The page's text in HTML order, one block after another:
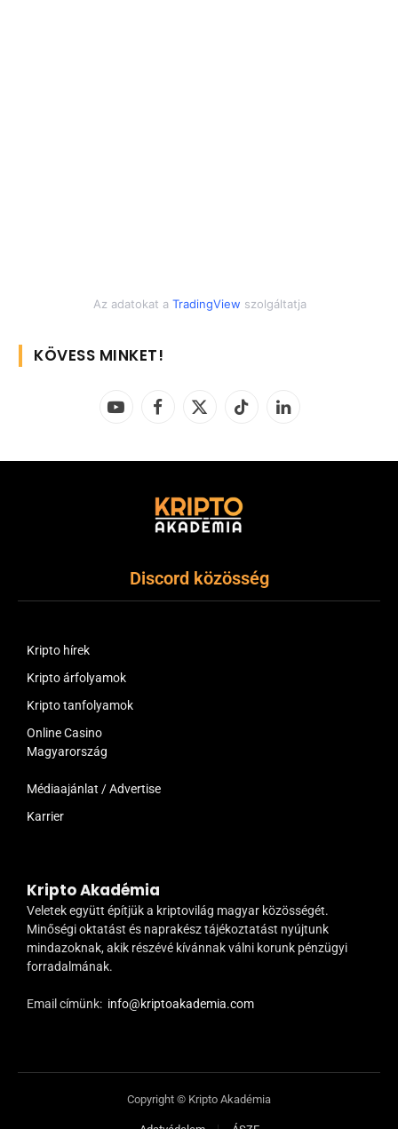
Az adatokat a TradingView szolgáltatja
KÖVESS MINKET!
YouTubeFacebook
X
TikTok LinkedIn
Discord közösség
Kripto hírek
Kripto árfolyamok
Kripto tanfolyamok
Online Casino
Magyarország
Médiaajánlat / Advertise
Karrier
Kripto Akadémia
Veletek együtt építjük a kriptovilág magyar közösségét.
Minőségi oktatást és naprakész tájékoztatást nyújtunk
mindazoknak, akik részévé kívánnak válni korunk pénzügyi
forradalmának.
Email címünk: info@kriptoakademia.com
Copyright © Kripto Akadémia